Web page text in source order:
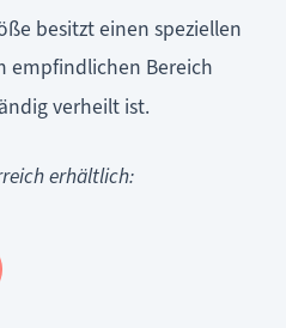
besitzt einen speziellen
empfindlichen Bereich
verheilt ist.
erhältlich: